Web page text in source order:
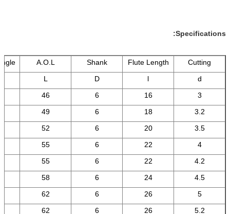
Specifications:
Cutting
Flute Length
Shank
A.O.L
d
l
D
L
3
16
6
46
3.2
18
6
49
3.5
20
6
52
4
22
6
55
4.2
22
6
55
4.5
24
6
58
5
26
6
62
5.2
26
6
62